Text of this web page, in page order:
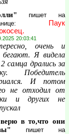
пишет на
Паук
20:03:41
очень и
бегают. Я видела
самца дрались за
Победитель
И потом
не отходил от
и других не
в то,что они
пишет на